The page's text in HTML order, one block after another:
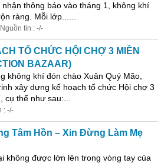
thông báo vào tháng 1, không khí
ràng. Mỗi lớp......
tin : -/-
TỔ CHỨC HỘI CHỢ 3 MIỀN
BAZAAR)
không khí đón chào Xuân Quý Mão,
xây dựng kế hoạch tổ chức Hội chợ 3
cụ thể như sau:...
: -/-
Tâm Hồn – Xin Đừng Làm Mẹ
không được lớn lên trong vòng tay của